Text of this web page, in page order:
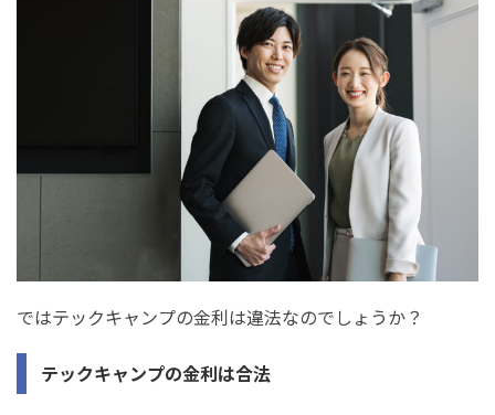
ではテックキャンプの金利は違法なのでしょうか？
テックキャンプの金利は合法